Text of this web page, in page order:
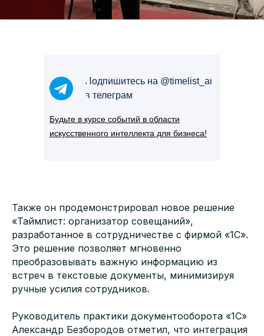
Подпишитесь на @timelist_ai
в телеграм
Будьте в курсе событий в области
искусственного интеллекта для бизнеса!
Также он продемонстрировал новое решение
«Таймлист: организатор совещаний»,
разработанное в сотрудничестве с фирмой «1С».
Это решение позволяет мгновенно
преобразовывать важную информацию из
встреч в текстовые документы, минимизируя
ручные усилия сотрудников.
Руководитель практики документооборота «1С»
Александр Безбородов отметил, что интеграция